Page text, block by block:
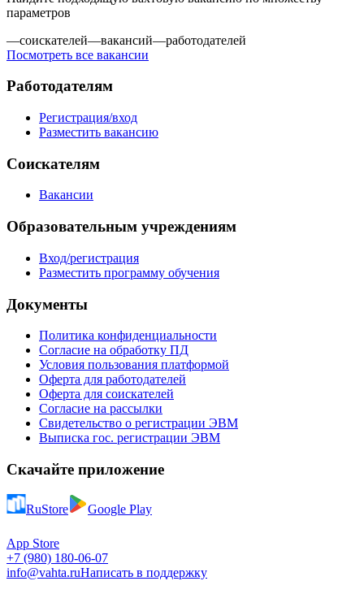
параметров
—соискателей—вакансий—работодателей
Посмотреть все вакансии
Работодателям
Регистрация/вход
Разместить вакансию
Соискателям
Вакансии
Образовательным учреждениям
Вход/регистрация
Разместить программу обучения
Документы
Политика конфиденциальности
Согласие на обработку ПД
Условия пользования платформой
Оферта для работодателей
Оферта для соискателей
Согласие на рассылки
Свидетельство о регистрации ЭВМ
Выписка гос. регистрации ЭВМ
Скачайте приложение
RuStore Google Play
App Store
+7 (980) 180-06-07
info@vahta.ruНаписать в поддержку